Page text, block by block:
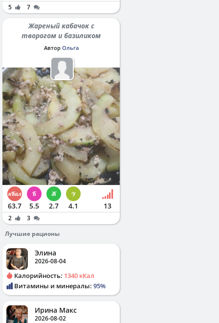
5 7
Жареный кабачок с
творогом и базиликом
Автор Ольга
63.7 5.5 2.7 4.1 13
2
3
Лучшие рационы
Элина
2026-08-04
Калорийность: 1340 кКал
Витамины и минералы: 95%
Ирина Макс
2026-08-02